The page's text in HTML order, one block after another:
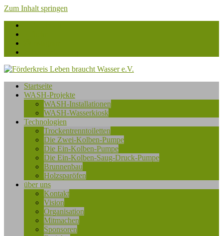
Zum Inhalt springen
Förderkreis
Leben
e.V.
Startseite
WASH-Projekte
WASH-Installationen
WASH-Wasserkiosk
Technologien
Trockentrenntoiletten
Die Zwei-Kolben-Pumpe
Die Ein-Kolben-Pumpe
Die Ein-Kolben-Saug-Druck-Pumpe
Brunnenbau
Holzsparöfen
über uns
Kontakt
Vision
Organisation
Mitmachen
Sponsoren